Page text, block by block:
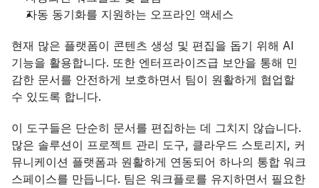
자동 동기화를 지원하는 오프라인 액세스
현재 많은 플랫폼이 콘텐츠 생성 및 편집을 돕기 위해 AI
기능을 활용합니다. 또한 엔터프라이즈급 보안을 통해 민
감한 문서를 안전하게 보호하면서 팀이 원활하게 협업할
수 있도록 합니다.
이 도구들은 단순히 문서를 편집하는 데 그치지 않습니다.
많은 솔루션이 프로젝트 관리 도구, 클라우드 스토리지, 커
뮤니케이션 플랫폼과 원활하게 연동되어 하나의 통합 워크
스페이스를 만듭니다. 팀은 워크플로를 유지하면서 필요한